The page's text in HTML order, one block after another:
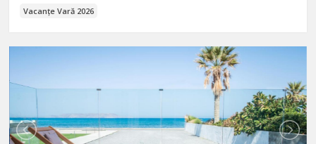
Vacanțe Vară 2026